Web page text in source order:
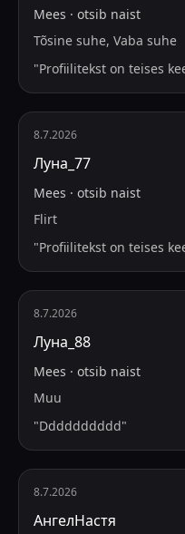
Mees · otsib naist
Tõsine suhe, Vaba suhe
"Profiilitekst on teises
8.7.2026
Луна_77
Mees · otsib naist
Flirt
"Profiilitekst on teises
8.7.2026
Луна_88
Mees · otsib naist
Muu
"Dddddddddd"
8.7.2026
АнгелНастя